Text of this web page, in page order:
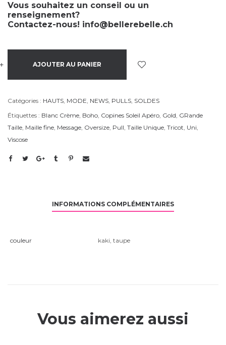
Vous souhaitez un conseil ou un
renseignement?
Contactez-nous! info@bellerebelle.ch
+ AJOUTER AU PANIER
Catégories : HAUTS, MODE, NEWS, PULLS, SOLDES
Étiquettes : Blanc Crème, Boho, Copines Soleil Apéro, Gold, GRande
Taille, Maille fine, Message, Oversize, Pull, Taille Unique, Tricot, Uni,
Viscose
INFORMATIONS COMPLÉMENTAIRES
couleur kaki, taupe
Vous aimerez aussi